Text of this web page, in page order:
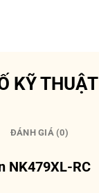
KỸ THUẬT
ĐÁNH GIÁ (0)
NK479XL-RC